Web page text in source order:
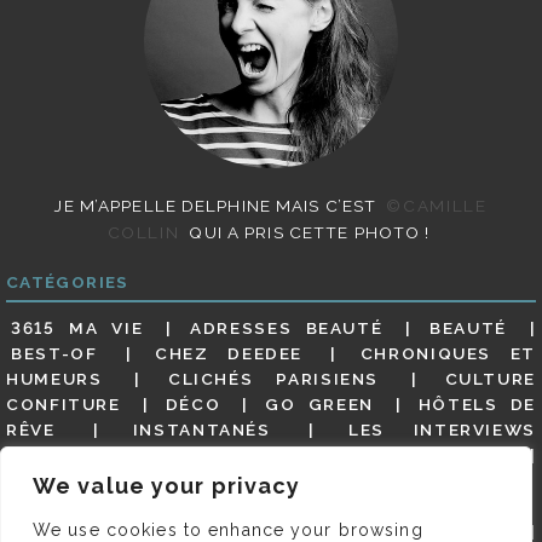
We value your privacy
We use cookies to enhance your browsing
JE M’APPELLE DELPHINE MAIS C’EST
©CAMILLE
COLLIN
QUI A PRIS CETTE PHOTO !
CATÉGORIES
3615 MA VIE ADRESSES BEAUTÉ
BEAUTÉ
BEST-OF
CHEZ DEEDEE
CHRONIQUES ET
HUMEURS
CLICHÉS PARISIENS
CULTURE
CONFITURE
DÉCO GO GREEN
HÔTELS DE
RÊVE
INSTANTANÉS
LES INTERVIEWS
MES ADRESSES
MODE NON CLASSÉ
GUIDE
PARIS EN PHOTOS RESTAURANTS